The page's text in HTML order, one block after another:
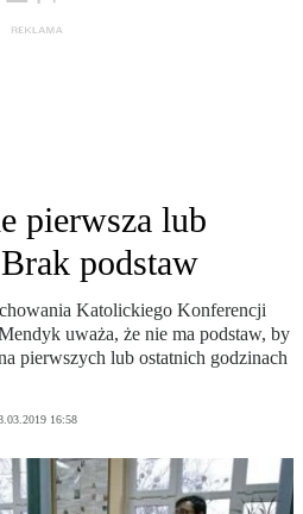
pierwsza lub
podstaw
Katolickiego Konferencji
uważa, że nie ma podstaw, by
pierwszych lub ostatnich godzinach
16:58